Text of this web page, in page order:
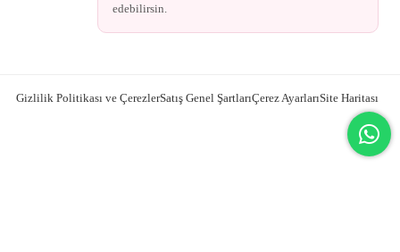
edebilirsin.
Gizlilik Politikası ve ÇerezlerSatış Genel ŞartlarıÇerez AyarlarıSite Haritası